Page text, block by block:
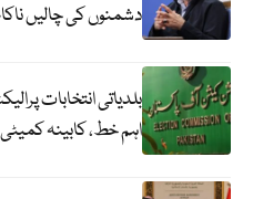
دشمنوں کی چالیں
بلدیاتی انتخابات
اہم خط، کابینہ